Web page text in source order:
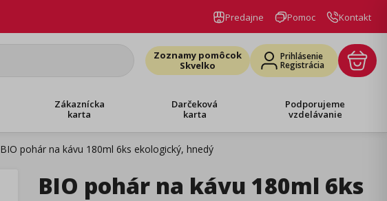
Predajne Pomoc Kontakt
Zoznamy pomôcok
Skvelko
Prihlásenie
Registrácia
Zákaznícka
karta
Darčeková
karta
Podporujeme
vzdelávanie
BIO pohár na kávu 180ml 6ks ekologický, hnedý
BIO pohár na kávu 180ml 6ks